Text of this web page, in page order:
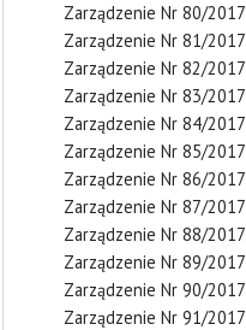
Zarządzenie Nr 80/2017
Zarządzenie Nr 81/2017
Zarządzenie Nr 82/2017
Zarządzenie Nr 83/2017
Zarządzenie Nr 84/2017
Zarządzenie Nr 85/2017
Zarządzenie Nr 86/2017
Zarządzenie Nr 87/2017
Zarządzenie Nr 88/2017
Zarządzenie Nr 89/2017
Zarządzenie Nr 90/2017
Zarządzenie Nr 91/2017